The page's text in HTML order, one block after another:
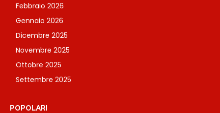
Febbraio 2026
Gennaio 2026
Dicembre 2025
Novembre 2025
Ottobre 2025
Settembre 2025
POPOLARI